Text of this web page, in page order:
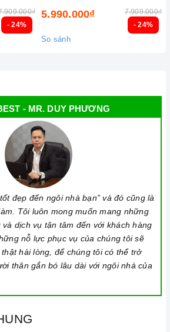
phẩm chính hãng. Chúng tôi tự tin
hàng dịch vụ chăm sóc khách hàng
hành, hậu mãi chuyên nghiệp nhất.
cấp
Ảnh minh họa
- 24% - 24%
5.990.000₫ 7.909.000₫
So sánh
- MR. DUY PHƯƠNG
đẹp đến ngôi nhà bạn” và đó cũng là
Tôi luôn mong muốn mang những
dịch vụ tận tâm đến với khách hàng
nỗ lực phục vụ của chúng tôi sẽ
hài lòng, để chúng tôi có thể trở
thân gắn bó lâu dài với ngôi nhà của